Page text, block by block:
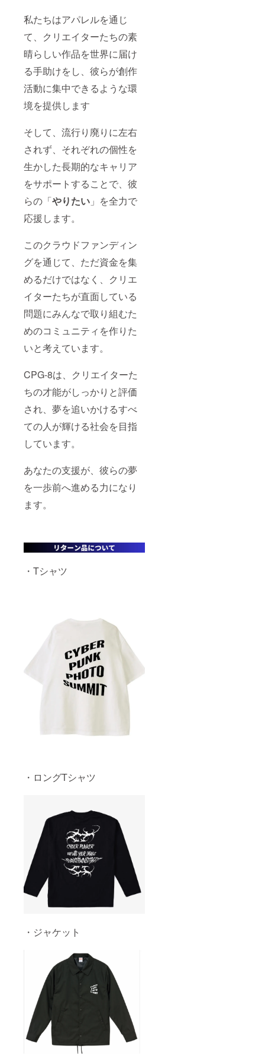
私たちはアパレルを通じ
て、クリエイターたちの素
晴らしい作品を世界に届け
る手助けをし、彼らが創作
活動に集中できるような環
境を提供します
そして、流行り廃りに左右
されず、それぞれの個性を
生かした長期的なキャリア
をサポートすることで、彼
らの「やりたい 」を全力で
応援します。
このクラウドファンディン
グを通じて、ただ資金を集
めるだけではなく、クリエ
イターたちが直面している
問題にみんなで取り組むた
めのコミュニティを作りた
いと考えています。
CPG-8は、クリエイターた
ちの才能がしっかりと評価
され、夢を追いかけるすべ
ての人が輝ける社会を目指
しています。
あなたの支援が、彼らの夢
を一歩前へ進める力になり
ます。
・Tシャツ
・ロングTシャツ
・ジャケット